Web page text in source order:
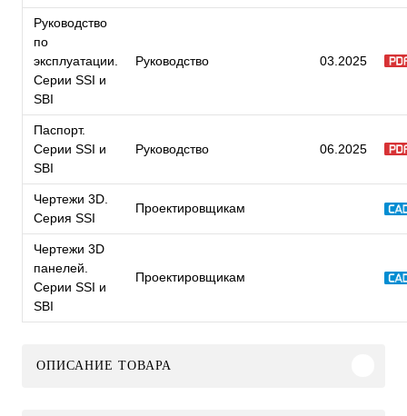
Руководство
по
эксплуатации.
Серии SSI и
SBI
Руководство 03.2025
Паспорт.
Серии SSI и
SBI
Руководство 06.2025
Чертежи 3D.
Серия SSI
Проектировщикам
Чертежи 3D
панелей.
Серии SSI и
SBI
Проектировщикам
ОПИСАНИЕ ТОВАРА